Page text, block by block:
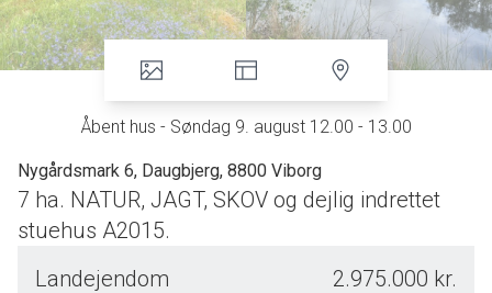
Åbent hus - Søndag 9. august 12.00 - 13.00
Nygårdsmark 6, Daugbjerg, 8800 Viborg
7 ha. NATUR, JAGT, SKOV og dejlig indrettet
stuehus A2015.
Landejendom 2.975.000 kr.